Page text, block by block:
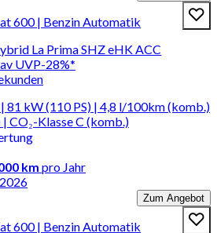
600 | Benzin Automatik
La Prima SHZ eHK ACC
UVP-28%*
81 kW (110 PS) | 4,8 l/100km (komb.)
CO₂-Klasse C (komb.)
km pro Jahr
Zum Angebot
600 | Benzin Automatik